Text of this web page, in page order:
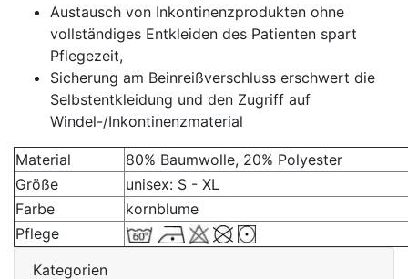
Austausch von Inkontinenzprodukten ohne
vollständiges Entkleiden des Patienten spart
Pflegezeit,
Sicherung am Beinreißverschluss erschwert die
Selbstentkleidung und den Zugriff auf
Windel-/Inkontinenzmaterial
Material
80% Baumwolle, 20% Polyester
Größe
unisex: S - XL
Farbe
kornblume
Pflege
Kategorien